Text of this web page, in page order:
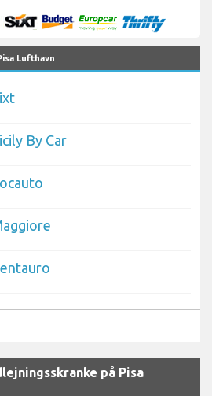
Lufthavn
By Car
på Pisa